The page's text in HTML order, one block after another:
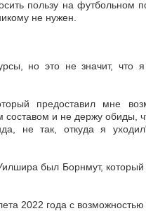
пользу на футбольном
не нужен.
но это не значит, что я
предоставил мне
составом и не держу обиды,
не так, откуда я
был Борнмут, который
2022 года с